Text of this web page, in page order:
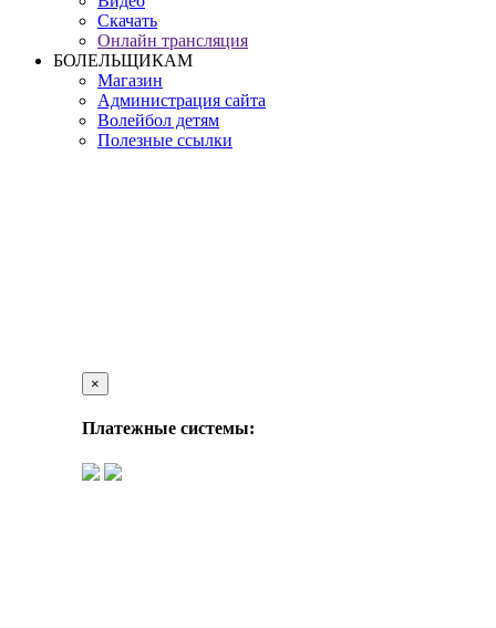
Скачать
Онлайн трансляция
БОЛЕЛЬЩИКАМ
Магазин
Администрация сайта
Волейбол детям
Полезные ссылки
×
Платежные системы: